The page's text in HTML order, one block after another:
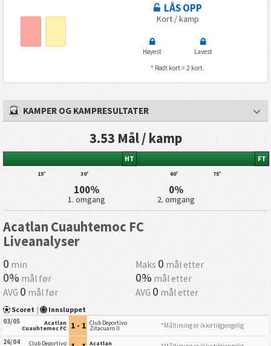
LÅS OPP
Kort / kamp
Høyest
Lavest
* Rødt kort = 2 kort.
KAMPER OG KAMPRESULTATER
3.53 Mål / kamp
15' 30'
HT
60' 75'
FT
100%
1. omgang
0%
2. omgang
Acatlan Cuauhtemoc FC
Liveanalyser
0 min Maks 0 mål etter
0% mål før 0% mål etter
AVG 0 mål før AVG 0 mål etter
Scoret | Innsluppet
03/05 Acatlan
Cuauhtemoc FC 1 - 1 Club Deportivo
Zitacuaro II
*Måltiming er ikke tilgjengelig
26/04
Club Deportivo Acatlan